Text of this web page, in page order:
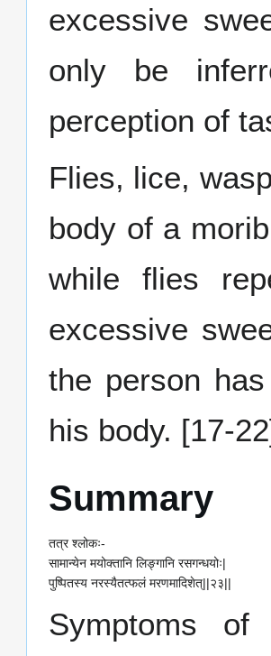
excessive
only be
perception of
Flies, lice,
body of a
while flies
excessive
the person
his body. [17-
Summary
तत्र श्लोकः-
सामान्येन मयोक्तानि लिङ्गानि रसगन्धयोः|
पुष्पितस्य नरस्यैतत्फलं मरणमादिशेत्||२३||
Symptoms